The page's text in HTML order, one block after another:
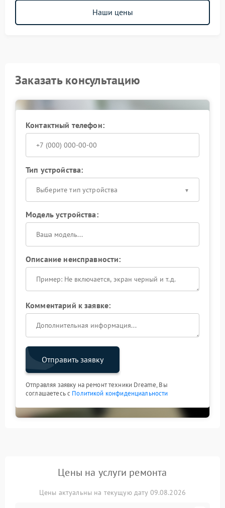
Наши цены
Заказать консультацию
Контактный телефон:
Тип устройства:
Выберите тип устройства
Модель устройства:
Описание неисправности:
Комментарий к заявке:
Отправить заявку
Отправляя заявку на ремонт техники Dreame, Вы
соглашаетесь с Политикой конфиденциальности
Цены на услуги ремонта
Цены актуальны на текущую дату 09.08.2026